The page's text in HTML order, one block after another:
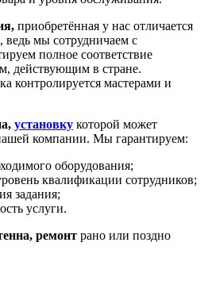
приобретённая у нас отличается
ведь мы сотрудничаем с
полное соответствие
действующим в стране.
контролируется мастерами и
установку которой может
компании. Мы гарантируем:
оборудования;
квалификации сотрудников;
задания;
услуги.
ремонт рано или поздно